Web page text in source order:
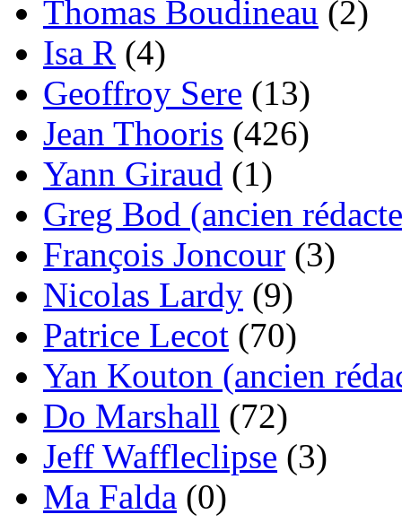
Thomas Boudineau (2)
Isa R (4)
Geoffroy Sere (13)
Jean Thooris (426)
Yann Giraud (1)
Greg Bod (ancien
François Joncour (3)
Nicolas Lardy (9)
Patrice Lecot (70)
Yan Kouton (ancien
Do Marshall (72)
Jeff Waffleclipse (3)
Ma Falda (0)